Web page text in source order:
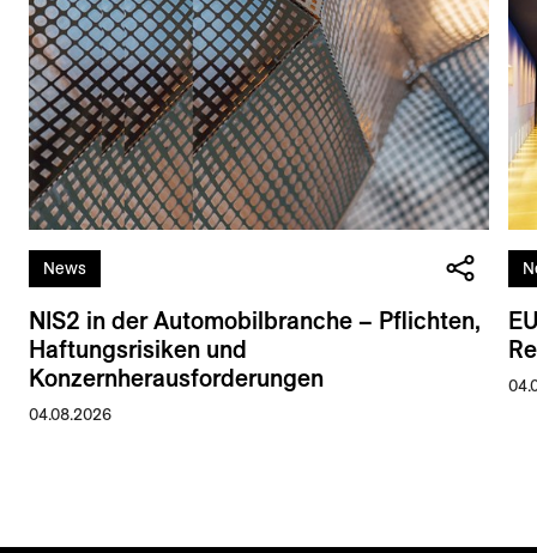
News
NIS2 in der Automobilbranche – Pflichten,
Haftungsrisiken und
Konzernherausforderungen
04.08.2026